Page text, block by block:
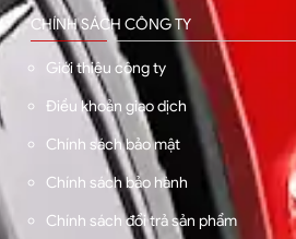
CHÍNH SÁCH CÔNG TY
Giới thiệu công ty
Điều khoản giao dịch
Chính sách bảo mật
Chính sách bảo hành
Chính sách đổi trả sản phẩm